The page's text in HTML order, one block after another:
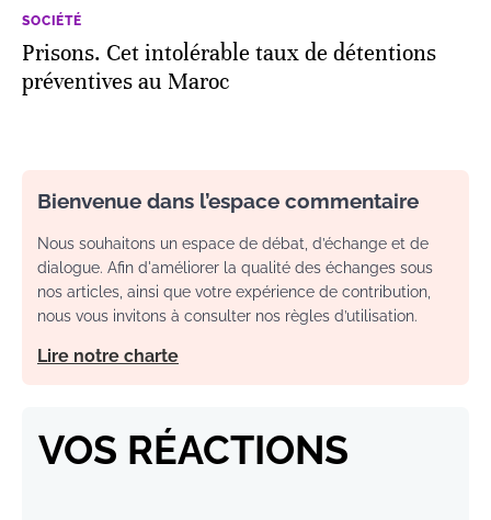
SOCIÉTÉ
Prisons. Cet intolérable taux de détentions
préventives au Maroc
Bienvenue dans l’espace commentaire
Nous souhaitons un espace de débat, d’échange et de
dialogue. Afin d'améliorer la qualité des échanges sous
nos articles, ainsi que votre expérience de contribution,
nous vous invitons à consulter nos règles d’utilisation.
Lire notre charte
VOS RÉACTIONS